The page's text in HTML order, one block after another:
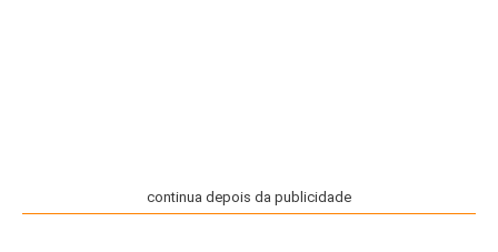
continua depois da publicidade